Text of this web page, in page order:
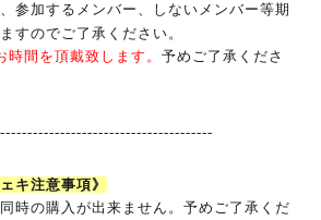
参加するメンバー、しないメンバー等期
すのでご了承ください。
時間を頂戴致します。予めご了承くださ
キ注意事項》
時の購入が出来ません。予めご了承くだ